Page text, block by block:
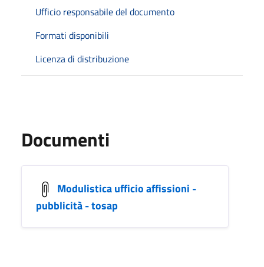
Ufficio responsabile del documento
Formati disponibili
Licenza di distribuzione
Documenti
Modulistica ufficio affissioni -
pubblicità - tosap